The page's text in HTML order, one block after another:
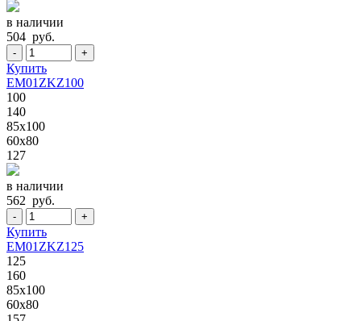
в наличии
504 руб.
- +
Купить
EM01ZKZ100
100
140
85x100
60x80
127
в наличии
562 руб.
- +
Купить
EM01ZKZ125
125
160
85x100
60x80